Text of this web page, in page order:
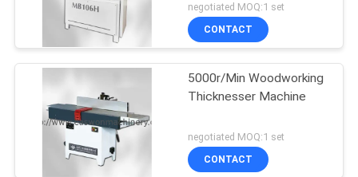
negotiated MOQ:1 set
CONTACT
5000r/Min Woodworking
Thicknesser Machine
negotiated MOQ:1 set
CONTACT